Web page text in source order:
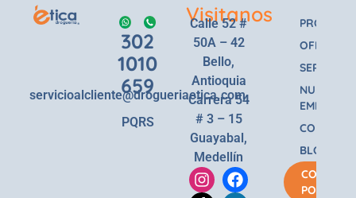
302
1010
659
servicioalcliente@drogueriaetica.com
PQRS
Visitanos
Calle 52 #
50A – 42
Bello,
Antioquia
Carrera 54
# 3 – 15
Guayabal,
Medellín
OFERTAS
SERVICIOS
NUESTRA
EMPRESA
BLOG
COMPRA
POR